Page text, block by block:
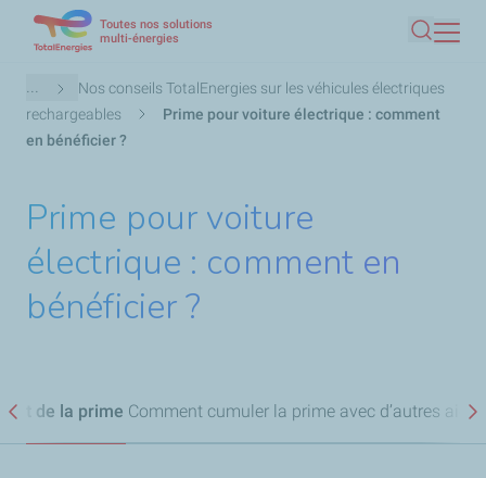
contenu
principal
Toutes nos solutions
multi-énergies
Fil
d'Ariane
...
Nos conseils TotalEnergies sur les véhicules électriques
rechargeables
Prime pour voiture électrique : comment
en bénéficier ?
Prime pour voiture
électrique : comment en
bénéficier ?
de la prime Comment cumuler la prime avec d’autres aides